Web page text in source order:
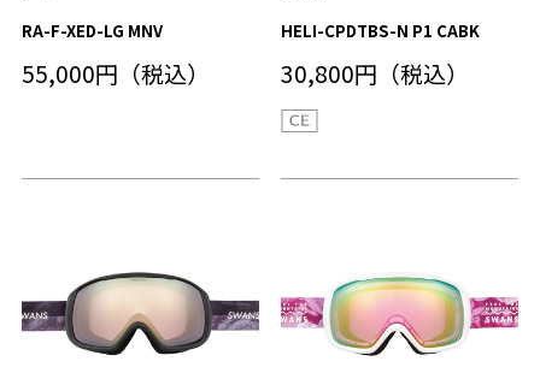
RA-F-XED-LG MNV
55,000円（税込）
HELI-CPDTBS-N P1 CABK
30,800円（税込）